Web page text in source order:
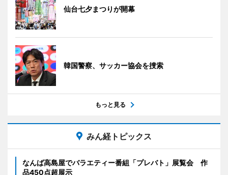
仙台七夕まつりが開幕
韓国警察、サッカー協会を捜索
もっと見る
みん経トピックス
なんば高島屋でバラエティー番組「プレバト」展覧会 作
品450点超展示